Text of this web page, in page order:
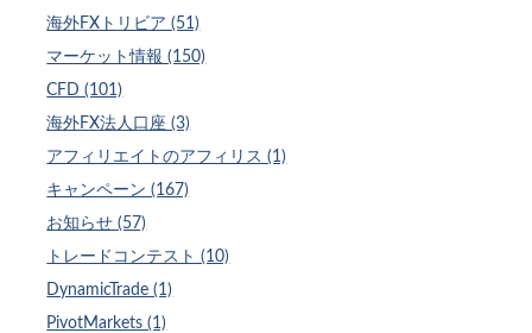
海外FXトリビア (51)
マーケット情報 (150)
CFD (101)
海外FX法人口座 (3)
アフィリエイトのアフィリス (1)
キャンペーン (167)
お知らせ (57)
トレードコンテスト (10)
DynamicTrade (1)
PivotMarkets (1)